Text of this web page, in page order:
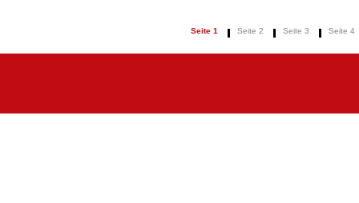
Seite 1 Seite 2 Seite 3 Seite 4